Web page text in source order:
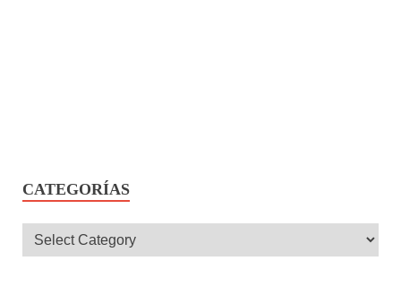
CATEGORÍAS